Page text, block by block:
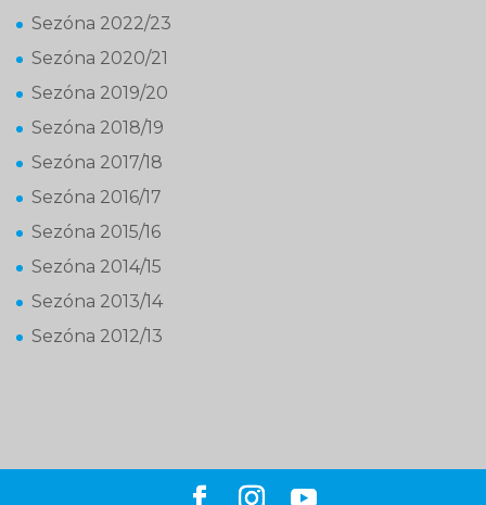
Sezóna 2022/23
Sezóna 2020/21
Sezóna 2019/20
Sezóna 2018/19
Sezóna 2017/18
Sezóna 2016/17
Sezóna 2015/16
Sezóna 2014/15
Sezóna 2013/14
Sezóna 2012/13